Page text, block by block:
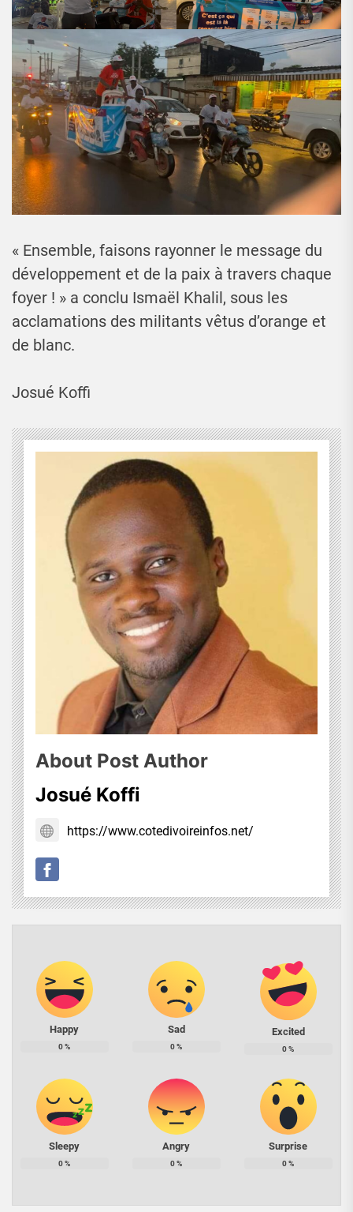
« Ensemble, faisons rayonner le message du
développement et de la paix à travers chaque
foyer ! » a conclu Ismaël Khalil, sous les
acclamations des militants vêtus d’orange et
de blanc.
Josué Koffi
About Post Author
Josué Koffi
https://www.cotedivoireinfos.net/
Happy
0%
Sad
0%
Excited
0%
Sleepy
0%
Angry
0%
Surprise
0%